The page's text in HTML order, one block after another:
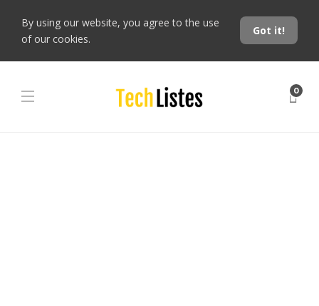
By using our website, you agree to the use
of our cookies.
Got it!
0